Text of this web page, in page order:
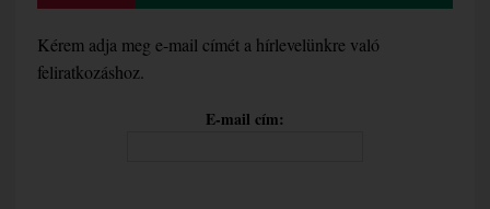
Kérem adja meg e-mail címét a hírlevelünkre való
feliratkozáshoz.
E-mail cím: